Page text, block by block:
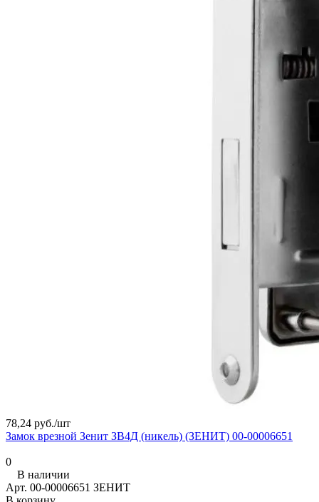
78,24 руб./шт
Замок врезной Зенит ЗВ4Д (никель) (ЗЕНИТ) 00-00006651
0
В наличии
Арт. 00-00006651 ЗЕНИТ